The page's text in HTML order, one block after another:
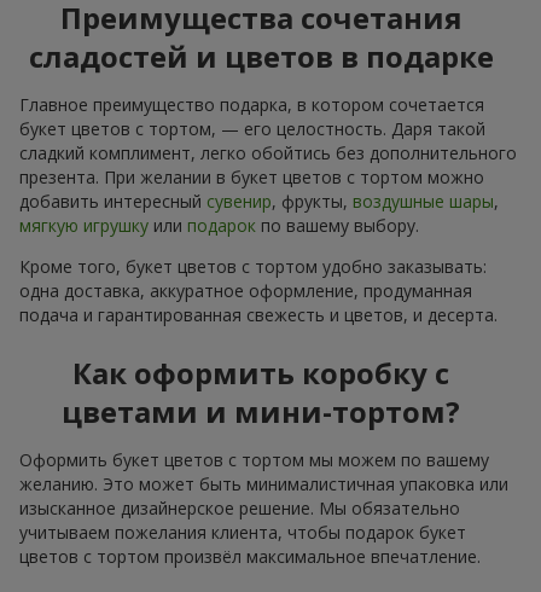
Преимущества сочетания
сладостей и цветов в подарке
Главное преимущество подарка, в котором сочетается
букет цветов с тортом, — его целостность. Даря такой
сладкий комплимент, легко обойтись без дополнительного
презента. При желании в букет цветов с тортом можно
добавить интересный сувенир, фрукты, воздушные шары,
мягкую игрушку или подарок по вашему выбору.
Кроме того, букет цветов с тортом удобно заказывать:
одна доставка, аккуратное оформление, продуманная
подача и гарантированная свежесть и цветов, и десерта.
Как оформить коробку с
цветами и мини-тортом?
Оформить букет цветов с тортом мы можем по вашему
желанию. Это может быть минималистичная упаковка или
изысканное дизайнерское решение. Мы обязательно
учитываем пожелания клиента, чтобы подарок букет
цветов с тортом произвёл максимальное впечатление.